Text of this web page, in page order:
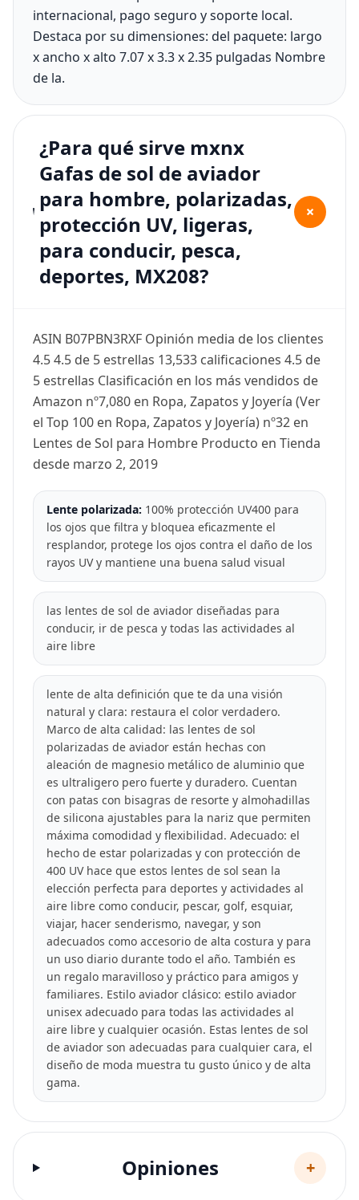
internacional, pago seguro y soporte local.
Destaca por su dimensiones: del paquete: largo
x ancho x alto 7.07 x 3.3 x 2.35 pulgadas Nombre
de la.
¿Para qué sirve mxnx
Gafas de sol de aviador
para hombre, polarizadas,
protección UV, ligeras,
para conducir, pesca,
deportes, MX208?
+
ASIN B07PBN3RXF Opinión media de los clientes
4.5 4.5 de 5 estrellas 13,533 calificaciones 4.5 de
5 estrellas Clasificación en los más vendidos de
Amazon nº7,080 en Ropa, Zapatos y Joyería (Ver
el Top 100 en Ropa, Zapatos y Joyería) nº32 en
Lentes de Sol para Hombre Producto en Tienda
desde marzo 2, 2019
Lente polarizada: 100% protección UV400 para
los ojos que filtra y bloquea eficazmente el
resplandor, protege los ojos contra el daño de los
rayos UV y mantiene una buena salud visual
las lentes de sol de aviador diseñadas para
conducir, ir de pesca y todas las actividades al
aire libre
lente de alta definición que te da una visión
natural y clara: restaura el color verdadero.
Marco de alta calidad: las lentes de sol
polarizadas de aviador están hechas con
aleación de magnesio metálico de aluminio que
es ultraligero pero fuerte y duradero. Cuentan
con patas con bisagras de resorte y almohadillas
de silicona ajustables para la nariz que permiten
máxima comodidad y flexibilidad. Adecuado: el
hecho de estar polarizadas y con protección de
400 UV hace que estos lentes de sol sean la
elección perfecta para deportes y actividades al
aire libre como conducir, pescar, golf, esquiar,
viajar, hacer senderismo, navegar, y son
adecuados como accesorio de alta costura y para
un uso diario durante todo el año. También es
un regalo maravilloso y práctico para amigos y
familiares. Estilo aviador clásico: estilo aviador
unisex adecuado para todas las actividades al
aire libre y cualquier ocasión. Estas lentes de sol
de aviador son adecuadas para cualquier cara, el
diseño de moda muestra tu gusto único y de alta
gama.
Opiniones +